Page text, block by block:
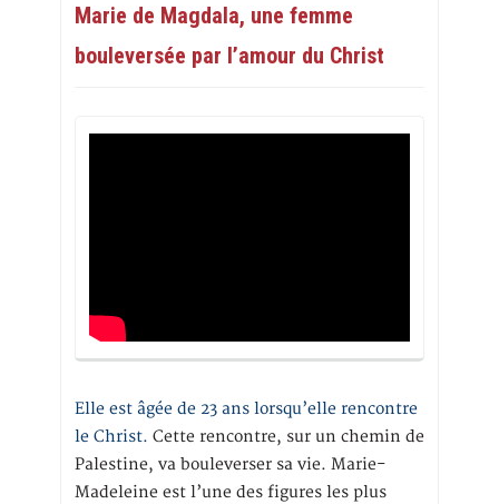
Marie de Magdala, une femme
bouleversée par l’amour du Christ
Elle est âgée de 23 ans lorsqu’elle rencontre
le Christ. Cette rencontre, sur un chemin de
Palestine, va bouleverser sa vie. Marie-
Madeleine est l’une des figures les plus